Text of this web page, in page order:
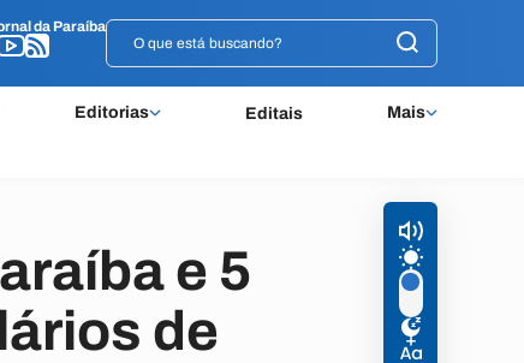
da Paraíba
Editorias Editais Mais
da Paraíba
e 5
de